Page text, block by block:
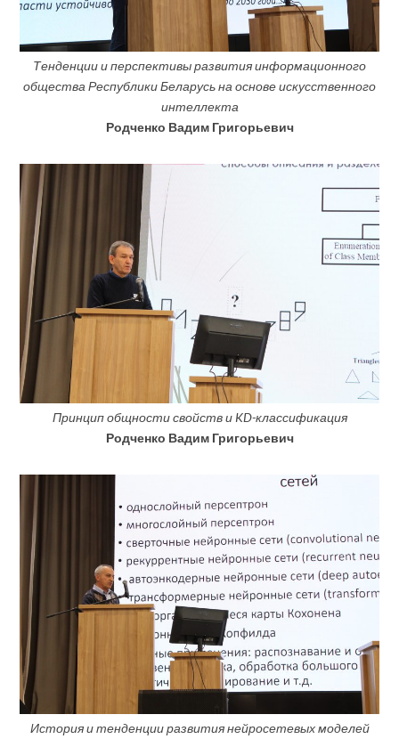
Тенденции и перспективы развития информационного
общества Республики Беларусь на основе искусственного
интеллекта
Родченко Вадим Григорьевич
Принцип общности свойств и KD-классификация
Родченко Вадим Григорьевич
История и тенденции развития нейросетевых моделей